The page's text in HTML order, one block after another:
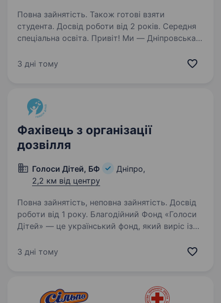
Повна зайнятість. Також готові взяти
студента. Досвід роботи від 2 років. Середня
спеціальна освіта. Привіт! Ми — Дніпровська
де мистецтво і творчість оживають
з молодим поколінням, запрошуємо
приєднатись…
3 дні тому
Фахівець з організації
дозвілля
Голоси Дітей, БФ
Дніпро,
2,2 км від центру
Повна зайнятість, неповна зайнятість. Досвід
роботи від 1 року. Благодійний Фонд «Голоси
Дітей» — це український фонд, який виріс із
України. Наша місія — надихати й
3 дні тому